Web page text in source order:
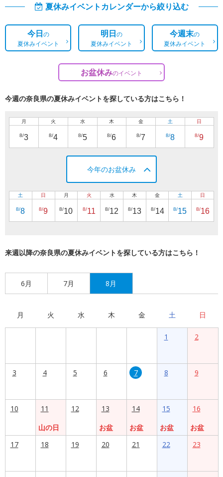
夏休みイベントカレンダーから絞り込む
今日の
夏休みイベント
明日の
夏休みイベント
今週末の
夏休みイベント
お盆休みのイベント
今週の奈良県の夏休みイベントを探している方はこちら！
月
8/3
火
8/4
水
8/5
木
8/6
金
8/7
土
8/8
日
8/9
今年のお盆休み
土
8/8
日
8/9
月
8/10
火
8/11
水
8/12
木
8/13
金
8/14
土
8/15
日
8/16
来週以降の奈良県の夏休みイベントを探している方はこちら！
6月 7月 8月
月 火 水 木 金 土 日
1 2
3 4 5 6 7 8 9
10
11
山の日
12
13
お盆
14
お盆
15
お盆
16
お盆
17
18 19 20 21 22 23